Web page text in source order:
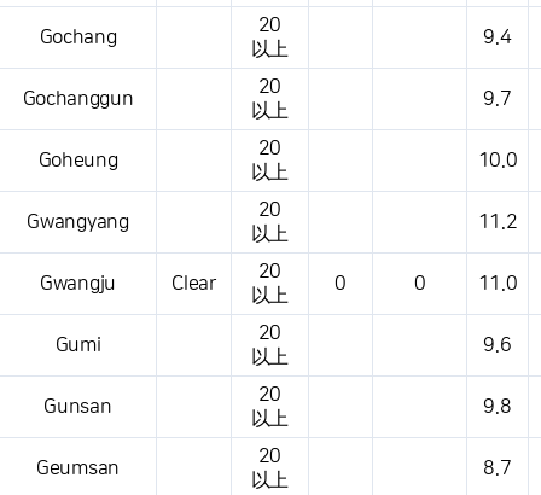
Gochang
20
以上
9.4
Gochanggun
20
以上
9.7
Goheung
20
以上
10.0
Gwangyang
20
以上
11.2
Gwangju Clear
20
以上
0 0 11.0
Gumi
20
以上
9.6
Gunsan
20
以上
9.8
Geumsan
20
以上
8.7